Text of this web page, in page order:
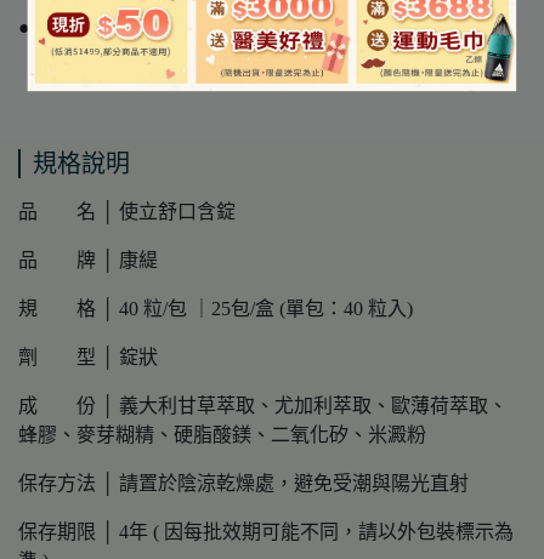
●一次食用一錠；放入口中後，可感受到生津止渴。
規格說明
品 名 │ 使立舒口含錠
品 牌 │ 康緹
規 格 │ 40 粒/包 ｜25包/盒 (單包：40 粒入)
劑 型 │ 錠狀
成 份 │ 義大利甘草萃取、尤加利萃取、歐薄荷萃取、
蜂膠、麥芽糊精、硬脂酸鎂、二氧化矽、米澱粉
保存方法 │ 請置於陰涼乾燥處，避免受潮與陽光直射
保存期限 │ 4年 ( 因每批效期可能不同，請以外包裝標示為